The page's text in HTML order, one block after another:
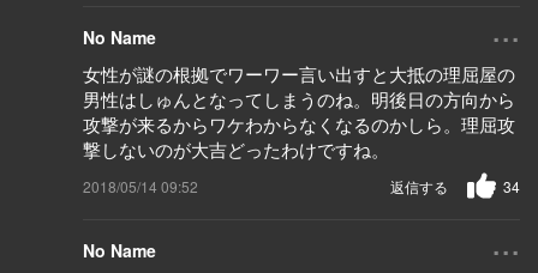
No Name ...
女性が謎の根拠でワーワー言い出すと大抵の理屈屋の
男性はしゅんとなってしまうのね。明後日の方向から
攻撃が来るからワケわからなくなるのかしら。理屈攻
撃しないのが大吉どったわけですね。
2018/05/14 09:52 34
返信する
No Name ...